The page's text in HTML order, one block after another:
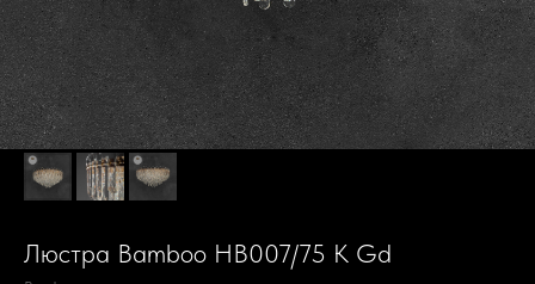
Люстра Bamboo HB007/75 K Gd